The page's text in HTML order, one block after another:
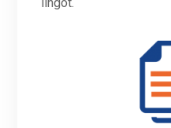
lingot.